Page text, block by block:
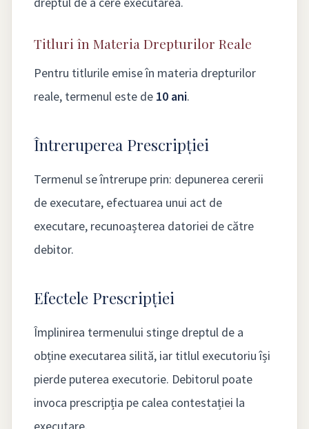
Titluri în Materia Drepturilor Reale
Pentru titlurile emise în materia drepturilor
reale, termenul este de 10 ani.
Întreruperea Prescripției
Termenul se întrerupe prin: depunerea cererii
de executare, efectuarea unui act de
executare, recunoașterea datoriei de către
debitor.
Efectele Prescripției
Împlinirea termenului stinge dreptul de a
obține executarea silită, iar titlul executoriu își
pierde puterea executorie. Debitorul poate
invoca prescripția pe calea contestației la